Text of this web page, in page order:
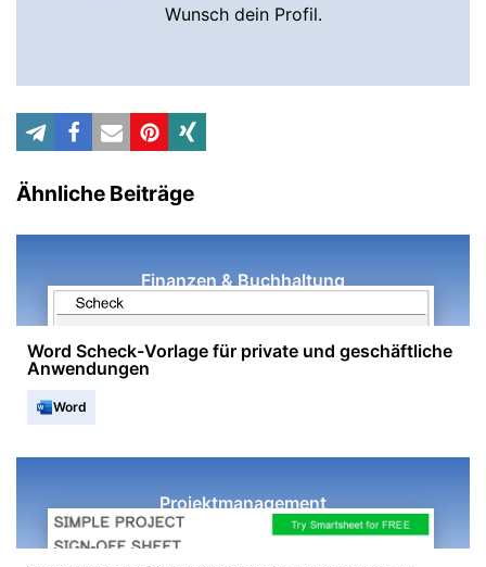
Wunsch dein Profil.
Ähnliche Beiträge
Finanzen & Buchhaltung
Word Scheck-Vorlage für private und geschäftliche
Anwendungen
Word
Projektmanagement